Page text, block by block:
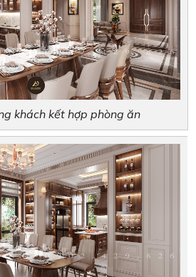
khách kết hợp phòng ăn